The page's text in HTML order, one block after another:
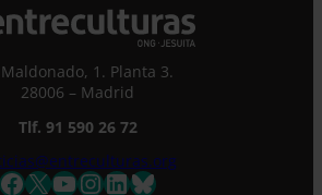
nuestra newsletter mensual
puntuales en los que te
no dejes de completar
Al instante, te daremos de
base de datos y podrás estar
las novedades.
1. Planta 3.
28006 – Madrid
Tlf. 91 590 26 72
Facebook
X YouTube
Instagram
LinkedIn
Bluesky